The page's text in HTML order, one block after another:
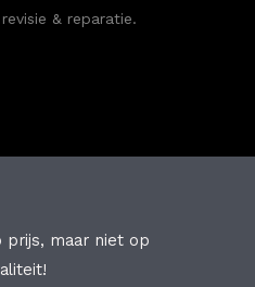
& reparatie.
prijs, maar niet op